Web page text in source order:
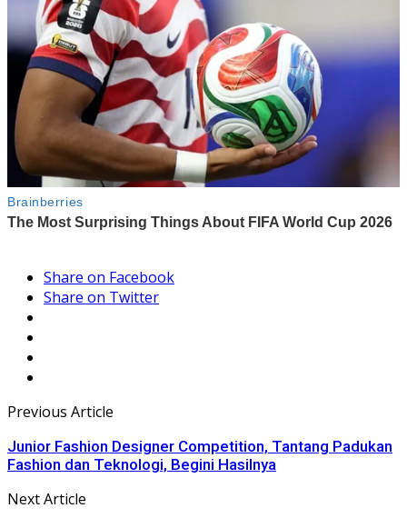
Share on Facebook
Share on Twitter
Previous Article
Junior Fashion Designer Competition, Tantang Padukan
Fashion dan Teknologi, Begini Hasilnya
Next Article